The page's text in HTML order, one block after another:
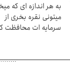
به هر اندازه ای که
میتونی نقره بخری از
سرمایه ات محافظت